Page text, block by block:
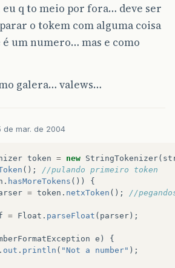
eu q to meio por fora… deve ser
o tokem com alguma coisa
é um numero… mas e como
galera… valews…
de mar. de 2004
token = new StringTokenizer(
();
//pulando primeiro token
. hasMoreTokens ())
{
= token . netxToken ();
//
= Float . parseFloat ( parser );
e )
{
. out . println ( "Not a number" );